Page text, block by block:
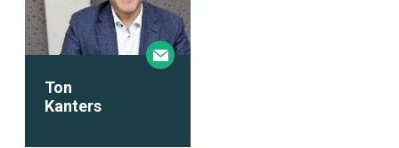
Ton
Kanters